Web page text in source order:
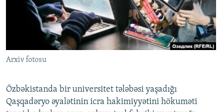
İNFOQRAFIKA
KARIKATURA
AZƏRBAYCAN ƏDƏBIYYATI KITABXANASI
İSLAM VƏ DEMOKRATIYA
İZ - MƏDƏNIYYƏT PROQRAMI
MISSIYAMIZ
PEŞƏ ETIKASI VƏ JURNALISTIKA STANDARTLARIMIZ
MATERIALLARIMIZDAN ISTIFADƏ
AZADLIQRADIOSU MOBIL TELEFONUNUZDA
XƏBƏR BÜLLETENLƏRIMIZ
BIZI IZLƏ
RFE/RL-in bütün saytları
Arxiv fotosu
Özbəkistanda bir universitet tələbəsi yaşadığı
Qaşqadəryo əyalətinin icra hakimiyyətini hökuməti